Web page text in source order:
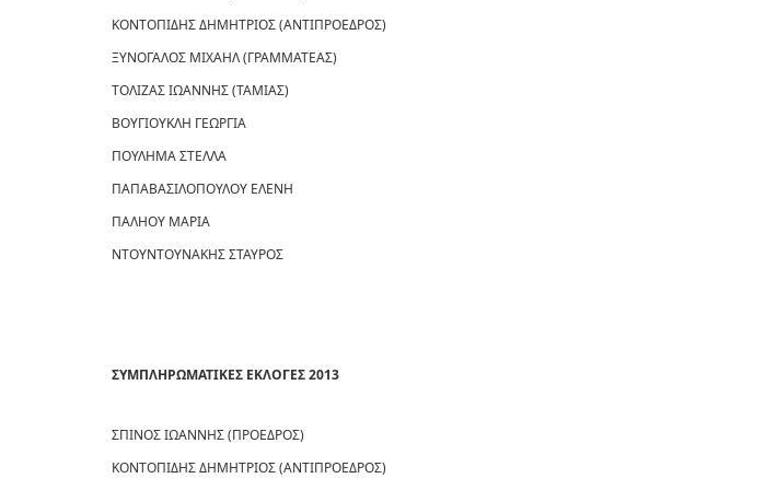
ΚΟΝΤΟΠΙΔΗΣ ΔΗΜΗΤΡΙΟΣ (ΑΝΤΙΠΡΟΕΔΡΟΣ)
ΞΥΝΟΓΑΛΟΣ ΜΙΧΑΗΛ (ΓΡΑΜΜΑΤΕΑΣ)
ΤΟΛΙΖΑΣ ΙΩΑΝΝΗΣ (ΤΑΜΙΑΣ)
ΒΟΥΓΙΟΥΚΛΗ ΓΕΩΡΓΙΑ
ΠΟΥΛΗΜΑ ΣΤΕΛΛΑ
ΠΑΠΑΒΑΣΙΛΟΠΟΥΛΟΥ ΕΛΕΝΗ
ΠΑΛΗΟΥ ΜΑΡΙΑ
ΝΤΟΥΝΤΟΥΝΑΚΗΣ ΣΤΑΥΡΟΣ
ΣΥΜΠΛΗΡΩΜΑΤΙΚΕΣ ΕΚΛΟΓΕΣ 2013
ΣΠΙΝΟΣ ΙΩΑΝΝΗΣ (ΠΡΟΕΔΡΟΣ)
ΚΟΝΤΟΠΙΔΗΣ ΔΗΜΗΤΡΙΟΣ (ΑΝΤΙΠΡΟΕΔΡΟΣ)